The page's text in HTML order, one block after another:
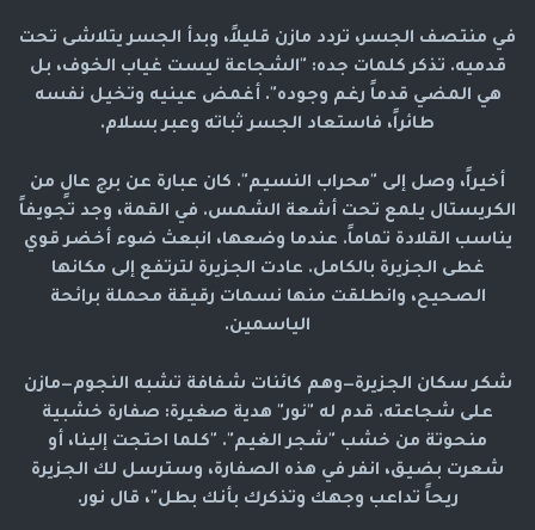
في منتصف الجسر، تردد مازن قليلاً، وبدأ الجسر يتلاشى تحت
قدميه. تذكر كلمات جده: "الشجاعة ليست غياب الخوف، بل
هي المضي قدماً رغم وجوده". أغمض عينيه وتخيل نفسه
طائراً، فاستعاد الجسر ثباته وعبر بسلام.
أخيراً، وصل إلى "محراب النسيم". كان عبارة عن برج عالٍ من
الكريستال يلمع تحت أشعة الشمس. في القمة، وجد تجويفاً
يناسب القلادة تماماً. عندما وضعها، انبعث ضوء أخضر قوي
غطى الجزيرة بالكامل. عادت الجزيرة لترتفع إلى مكانها
الصحيح، وانطلقت منها نسمات رقيقة محملة برائحة
الياسمين.
شكر سكان الجزيرة—وهم كائنات شفافة تشبه النجوم—مازن
على شجاعته. قدم له "نور" هدية صغيرة: صفارة خشبية
منحوتة من خشب "شجر الغيم". "كلما احتجت إلينا، أو
شعرت بضيق، انفر في هذه الصفارة، وسترسل لك الجزيرة
ريحاً تداعب وجهك وتذكرك بأنك بطل"، قال نور.